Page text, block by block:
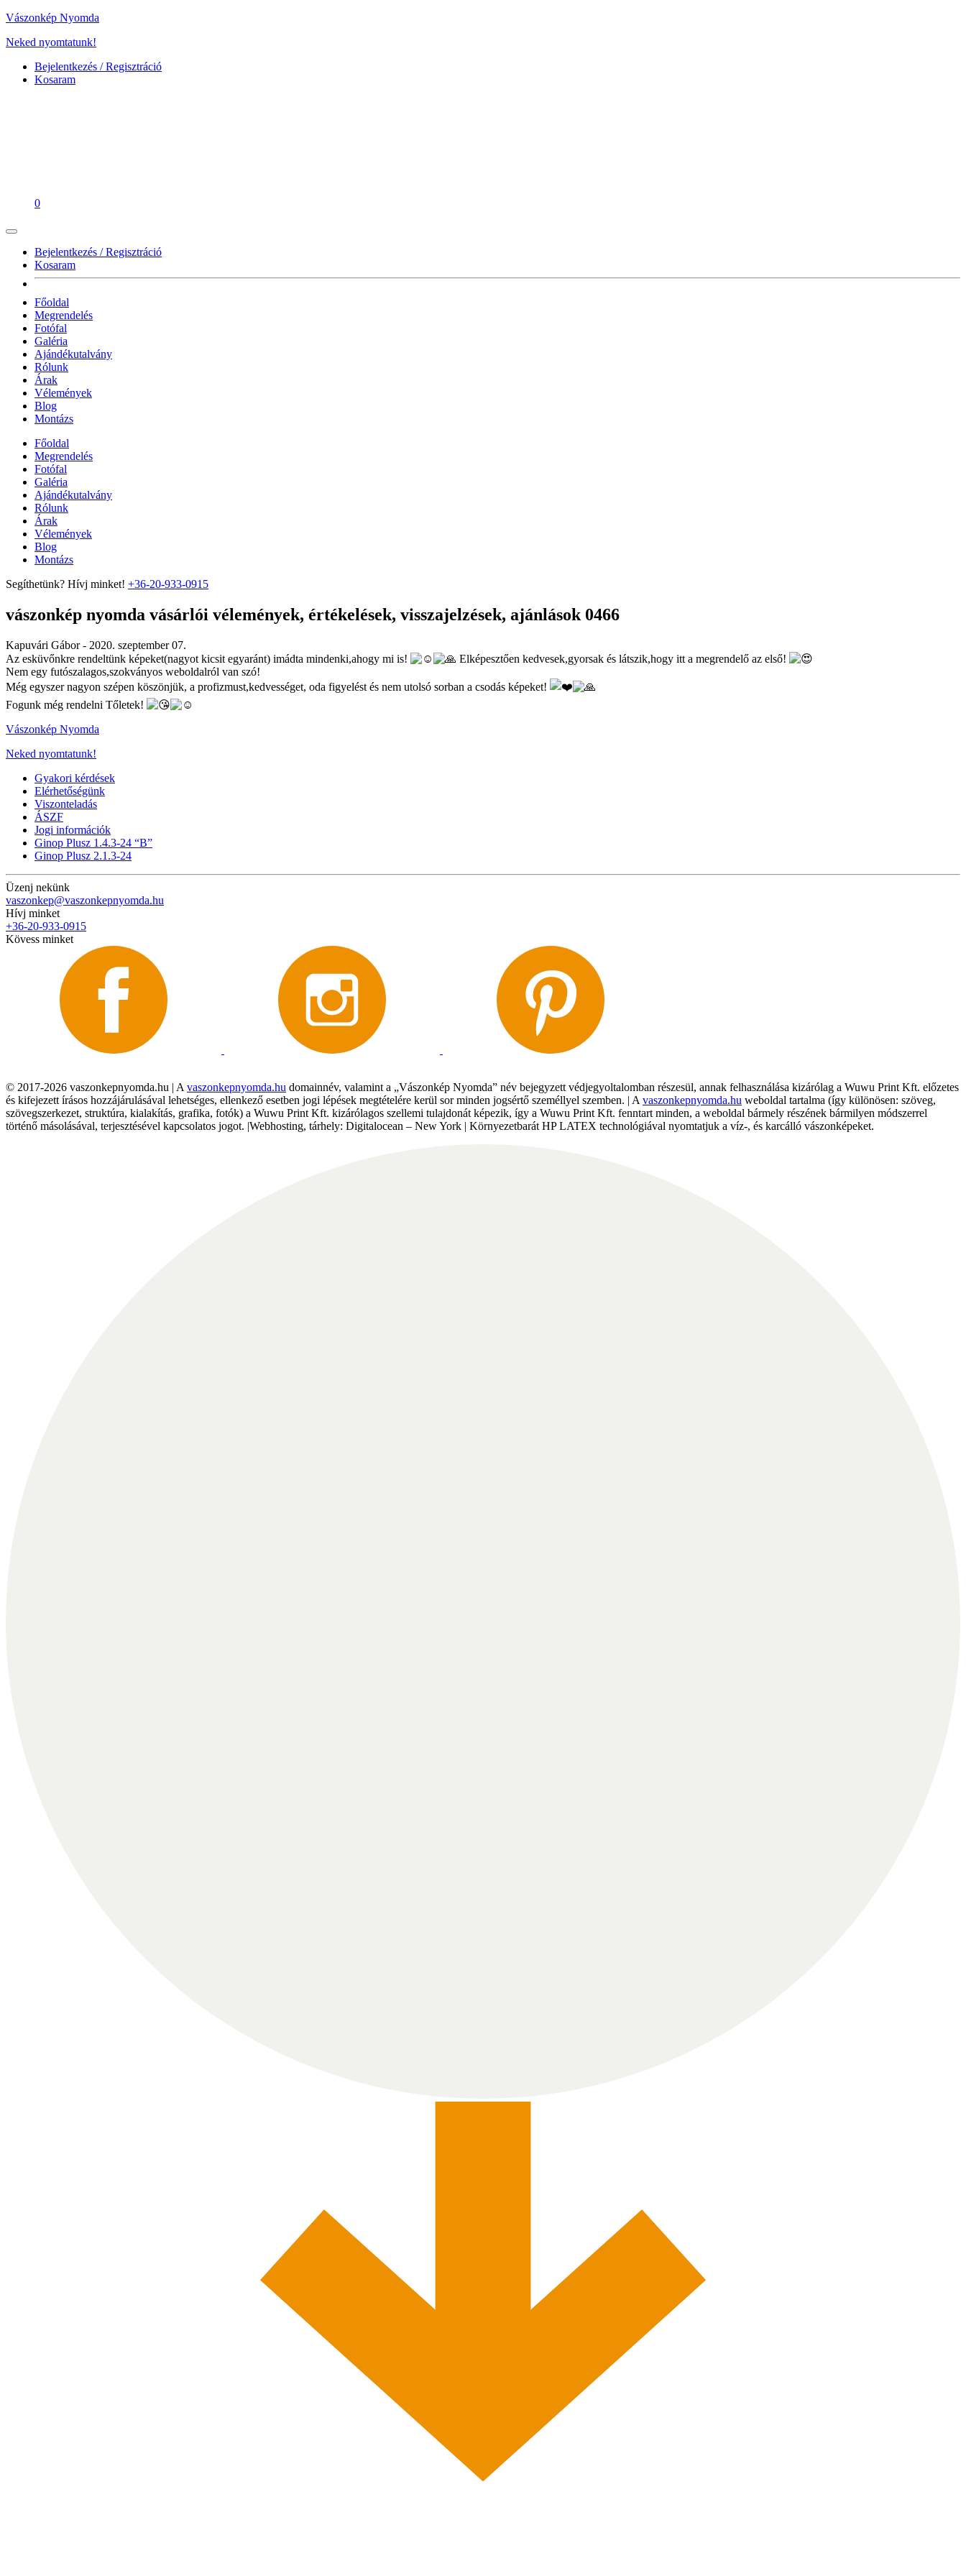
Vászonkép Nyomda
Neked nyomtatunk!
Bejelentkezés / Regisztráció
Kosaram
0
Bejelentkezés / Regisztráció
Kosaram
Főoldal
Megrendelés
Fotófal
Galéria
Ajándékutalvány
Rólunk
Árak
Vélemények
Blog
Montázs
Főoldal
Megrendelés
Fotófal
Galéria
Ajándékutalvány
Rólunk
Árak
Vélemények
Blog
Montázs
Segíthetünk? Hívj minket! +36-20-933-0915
vászonkép nyomda vásárlói vélemények, értékelések, visszajelzések, ajánlások 0466
Kapuvári Gábor - 2020. szeptember 07.
Az esküvőnkre rendeltünk képeket(nagyot kicsit egyaránt) imádta mindenki,ahogy mi is!
Elképesztően kedvesek,gyorsak és látszik,hogy itt a megrendelő az első!
Nem egy futószalagos,szokványos weboldalról van szó!
Még egyszer nagyon szépen köszönjük, a profizmust,kedvességet, oda figyelést és nem utolsó sorban a csodás képeket!
Fogunk még rendelni Tőletek!
Vászonkép Nyomda
Neked nyomtatunk!
Gyakori kérdések
Elérhetőségünk
Viszonteladás
ÁSZF
Jogi információk
Ginop Plusz 1.4.3-24 “B”
Ginop Plusz 2.1.3-24
Üzenj nekünk
vaszonkep@vaszonkepnyomda.hu
Hívj minket
+36-20-933-0915
Kövess minket
© 2017-2026 vaszonkepnyomda.hu | A vaszonkepnyomda.hu domainnév, valamint a „Vászonkép Nyomda” név bejegyzett védjegyoltalomban részesül, annak felhasználása kizárólag a Wuwu Print Kft. előzetes
és kifejezett írásos hozzájárulásával lehetséges, ellenkező esetben jogi lépések megtételére kerül sor minden jogsértő személlyel szemben. | A vaszonkepnyomda.hu weboldal tartalma (így különösen: szöveg,
szövegszerkezet, struktúra, kialakítás, grafika, fotók) a Wuwu Print Kft. kizárólagos szellemi tulajdonát képezik, így a Wuwu Print Kft. fenntart minden, a weboldal bármely részének bármilyen módszerrel
történő másolásával, terjesztésével kapcsolatos jogot. |Webhosting, tárhely: Digitalocean – New York | Környezetbarát HP LATEX technológiával nyomtatjuk a víz-, és karcálló vászonképeket.